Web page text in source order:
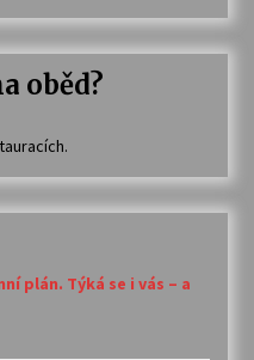
oběd?
plán. Týká se i vás – a